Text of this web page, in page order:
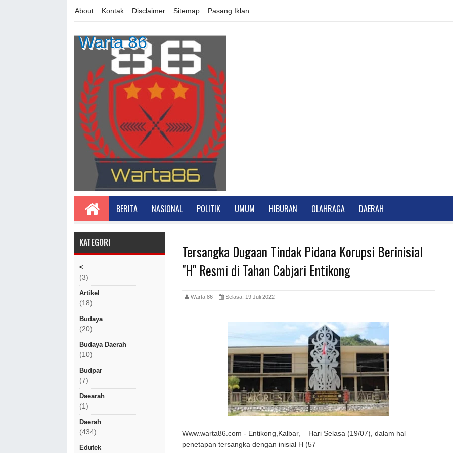
About Kontak Disclaimer Sitemap Pasang Iklan
Warta 86
BERITA NASIONAL POLITIK UMUM HIBURAN OLAHRAGA DAERAH
KATEGORI
<
(3)
Artikel
(18)
Budaya
(20)
Budaya Daerah
(10)
Budpar
(7)
Daearah
(1)
Daerah
(434)
Edutek
Tersangka Dugaan Tindak Pidana Korupsi Berinisial
"H" Resmi di Tahan Cabjari Entikong
Warta 86 Selasa, 19 Juli 2022
Www.warta86.com - Entikong,Kalbar, – Hari Selasa (19/07), dalam hal
penetapan tersangka dengan inisial H (57